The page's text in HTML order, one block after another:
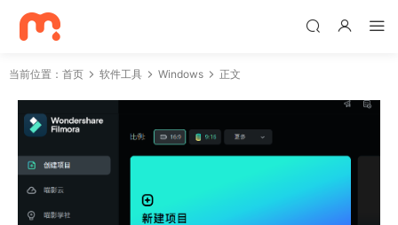
当前位置： 首页 软件工具 Windows 正文